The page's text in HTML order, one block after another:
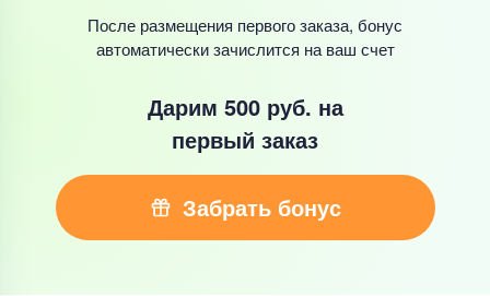
После размещения первого заказа, бонус
автоматически зачислится на ваш счет
Дарим 500 руб. на
первый заказ
Забрать бонус